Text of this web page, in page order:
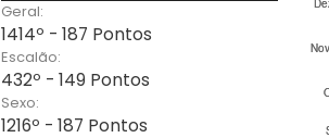
Geral:
1414º - 187 Pontos
Escalão:
432º - 149 Pontos
Sexo:
1216º - 187 Pontos